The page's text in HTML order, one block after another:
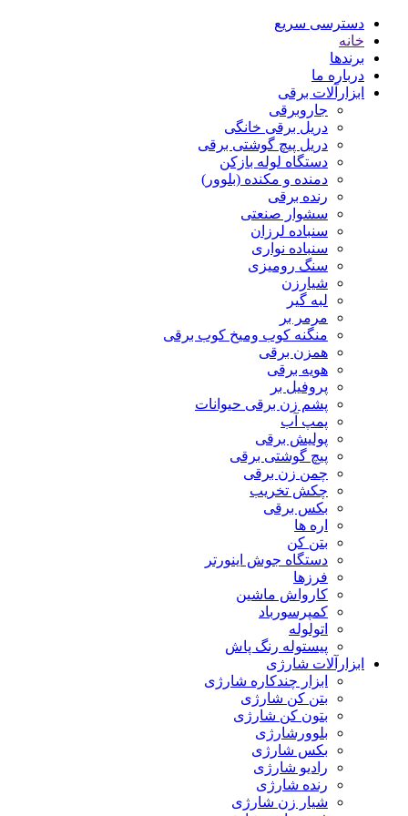
دسترسی سریع
خانه
برندها
درباره ما
ابزارآلات برقی
جاروبرقی
دریل برقی خانگی
دریل پیچ گوشتی برقی
دستگاه لوله بازکن
دمنده و مکنده (بلوور)
رنده برقی
سشوار صنعتی
سنباده لرزان
سنباده نواری
سنگ رومیزی
شیارزن
لبه گیر
مرمر بر
منگنه کوب ومیخ کوب برقی
همزن برقی
هویه برقی
پروفیل بر
پشم زن برقی حیوانات
پمپ آب
پولیش برقی
پیچ گوشتی برقی
چمن زن برقی
چکش تخریب
بکس برقی
اره ها
بتن کن
دستگاه جوش اینورتر
فرزها
کارواش ماشین
کمپرسورباد
اتولوله
پیستوله رنگ پاش
ابزارآلات شارژی
ابزار چندکاره شارژی
بتن کن شارژی
بتون کن شارژی
بلوورشارژی
بکس شارژی
رادیو شارژی
رنده شارژی
شیار زن شارژی